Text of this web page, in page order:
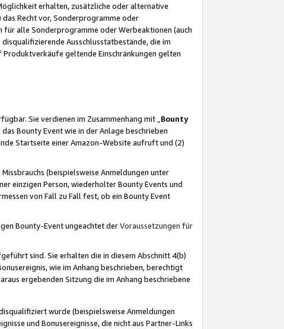
erhalten, zusätzliche oder alternative
Recht vor, Sonderprogramme oder
alle Sonderprogramme oder Werbeaktionen (auch
Ausschlusstatbestände, die im
geltende Einschränkungen gelten
Sie verdienen im Zusammenhang mit „ Bounty
Bounty Event wie in der Anlage beschrieben
Startseite einer Amazon-Website aufruft und (2)
(beispielsweise Anmeldungen unter
einzigen Person, wiederholter Bounty Events und
von Fall zu Fall fest, ob ein Bounty Event
Bounty-Event ungeachtet derVoraussetzungen für
sind. Sie erhalten die in diesem Abschnitt 4(b)
wie im Anhang beschrieben, berechtigt
ergebenden Sitzung die im Anhang beschriebene
wurde (beispielsweise Anmeldungen
und Bonusereignisse, die nicht aus Partner-Links